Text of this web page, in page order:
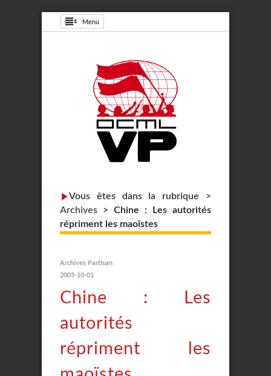
Menu
Vous êtes dans la rubrique >
Archives > Chine : Les autorités
répriment les maoïstes
Archives Partisan
2005-10-01
Chine : Les
autorités
répriment les